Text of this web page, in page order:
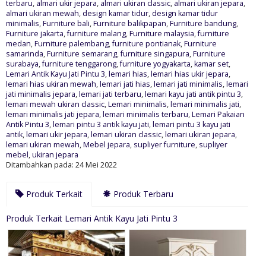
terbaru, almari ukir jepara, almari ukiran classic, almari ukiran jepara,
almari ukiran mewah,design kamar tidur,design kamar tidur
minimalis,Furniture bali,Furniture balikpapan,Furniture bandung,
Furniture jakarta,furniture malang,Furniture malaysia,furniture
medan,Furniture palembang,furniture pontianak,Furniture
samarinda,Furniture semarang,furniture singapura,Furniture
surabaya,furniture tenggarong,furniture yogyakarta,kamar set,
Lemari Antik Kayu Jati Pintu 3,lemari hias,lemari hias ukir jepara,
lemari hias ukiran mewah,lemari jati hias,lemari jati minimalis,lemari
jati minimalis jepara,lemari jati terbaru,lemari kayu jati antik pintu 3,
lemari mewah ukiran classic,Lemari minimalis,lemari minimalis jati,
lemari minimalis jati jepara,lemari minimalis terbaru,Lemari Pakaian
Antik Pintu 3,lemari pintu 3 antik kayu jati,lemari pintu 3 kayu jati
antik,lemari ukir jepara,lemari ukiran classic,lemari ukiran jepara,
lemari ukiran mewah,Mebel jepara, supliyer furniture, supliyer
mebel,ukiran jepara
Ditambahkan pada: 24 Mei 2022
Produk Terkait Produk Terbaru
Produk Terkait Lemari Antik Kayu Jati Pintu 3